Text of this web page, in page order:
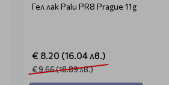
Гел лак Palu PR8 Prague 11g
€ 8.20 (16.04 лв.)
€ 9.66 (18.89 лв.)